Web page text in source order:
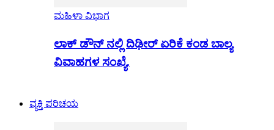
ಮಹಿಳಾ ವಿಭಾಗ
ಲಾಕ್ ಡೌನ್ ನಲ್ಲಿ ದಿಢೀರ್ ಏರಿಕೆ ಕಂಡ ಬಾಲ್ಯ
ವಿವಾಹಗಳ ಸಂಖ್ಯೆ.
ವ್ಯಕ್ತಿ ಪರಿಚಯ